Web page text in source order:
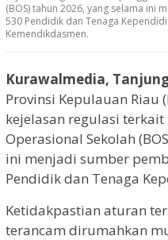
(BOS) tahun 2026, yang selama ini
530 Pendidik dan Tenaga
Kemendikdasmen.
Kurawalmedia,
Provinsi Kepulauan Riau
kejelasan regulasi
Operasional Sekolah
ini menjadi sumber
Pendidik dan Tenaga
Ketidakpastian aturan
terancam dirumahkan